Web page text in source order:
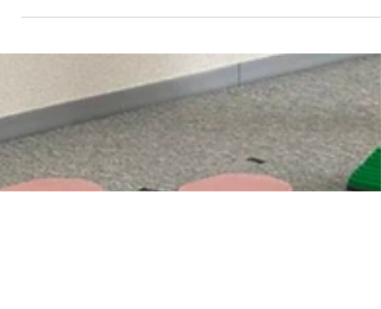
です。 保育園に通われている発語に遅れのある3
らしたとき・・ 笑顔満面のお母さまが、語って
ださいました。 保育園で保育士さんに言われま
た。...